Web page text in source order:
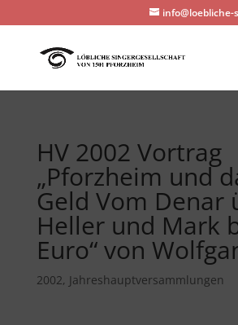
HV 2002 Vortrag
„Pforzheim und
Geld Vom Denar
Heller und Mark
Euro“ von
2002, Jahreshauptversammlungen